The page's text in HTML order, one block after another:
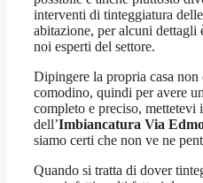
interventi di tinteggiatura
abitazione, per alcuni
noi esperti del settore.
Dipingere la propria casa non
comodino, quindi per avere
completo e preciso, mettetevi
dell’Imbiancatura Via
siamo certi che non ve ne
Quando si tratta di dover